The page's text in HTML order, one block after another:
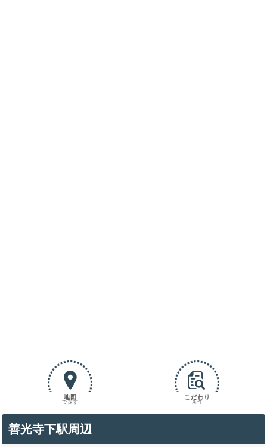
地図
で探す
こだわり
条件
善光寺下駅周辺